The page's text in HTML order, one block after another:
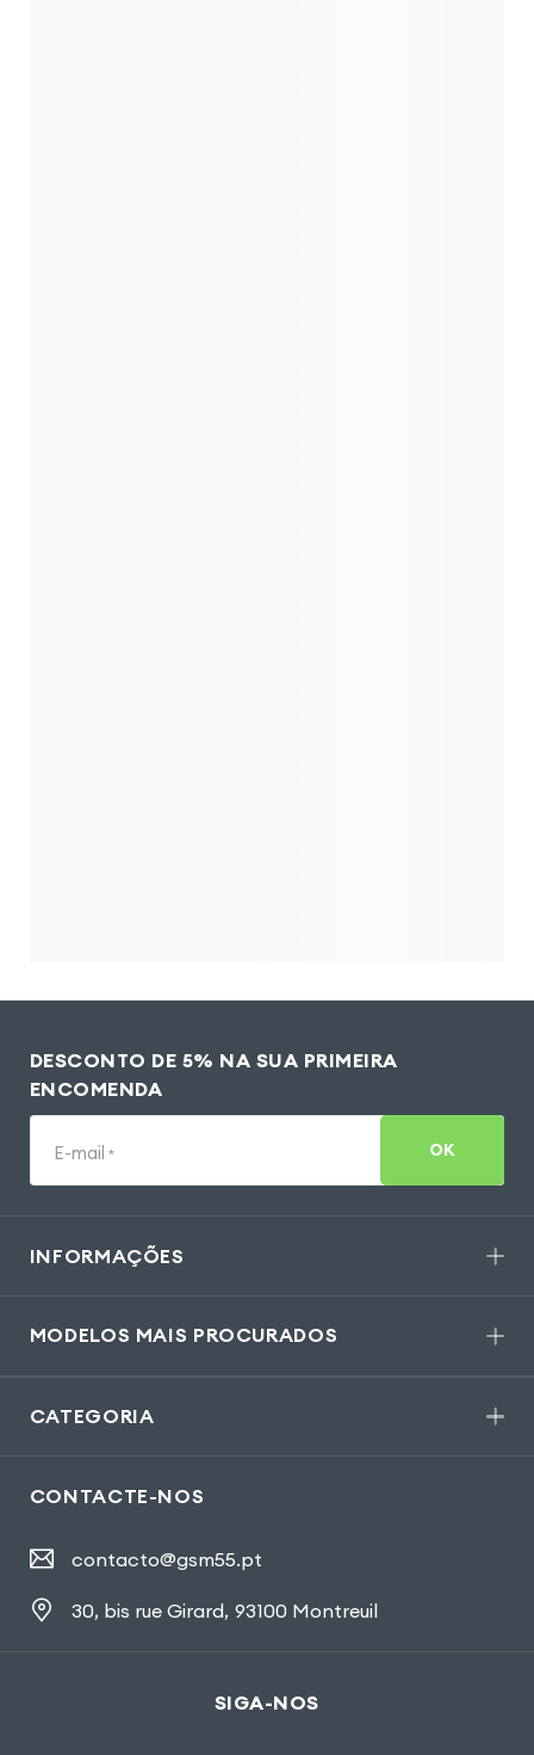
DESCONTO DE 5% NA SUA PRIMEIRA
ENCOMENDA
E-mail * OK
INFORMAÇÕES
MODELOS MAIS PROCURADOS
CATEGORIA
CONTACTE-NOS
contacto@gsm55.pt
30, bis rue Girard, 93100 Montreuil
SIGA-NOS